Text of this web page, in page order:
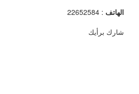
الهاتف : 22652584
شارك برأيك